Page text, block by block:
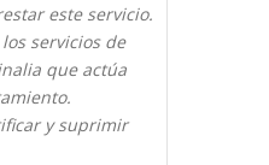
este servicio.
servicios de
que actúa
y suprimir